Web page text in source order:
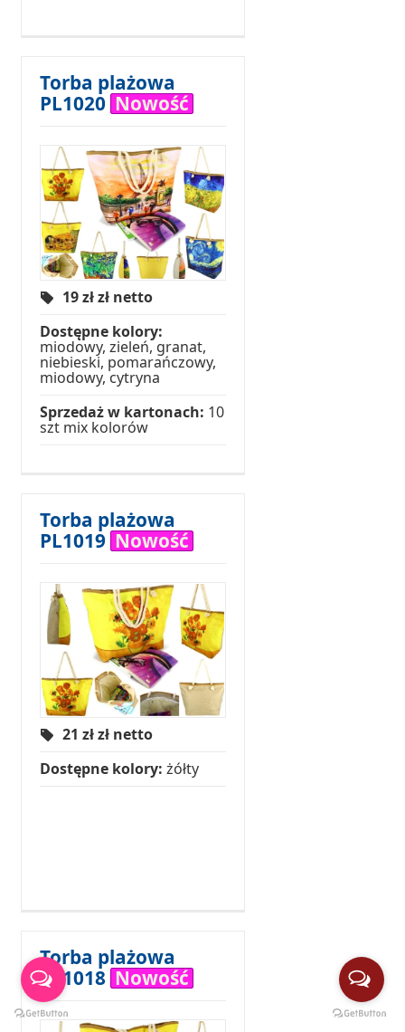
Torba plażowa
PL1020 Nowość
19 złzł netto
Dostępne kolory:
miodowy, zieleń, granat,
niebieski, pomarańczowy,
miodowy, cytryna
Sprzedaż w kartonach: 10
szt mix kolorów
Torba plażowa
PL1019 Nowość
21 złzł netto
Dostępne kolory:żółty
Torba plażowa
PL1018 Nowość